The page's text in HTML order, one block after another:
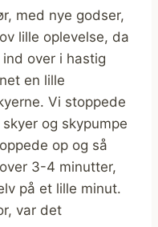
med nye godser,
lille oplevelse, da
over i hastig
en lille
Vi stoppede
og skypumpe
op og så
3-4 minutter,
på et lille minut.
var det